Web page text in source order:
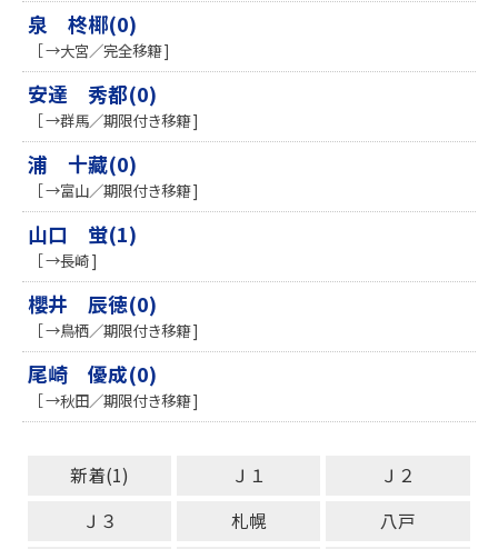
泉 柊椰(0)
［ →大宮／完全移籍 ]
安達 秀都(0)
［ →群馬／期限付き移籍 ]
浦 十藏(0)
［ →富山／期限付き移籍 ]
山口 蛍(1)
［ →長崎 ]
櫻井 辰徳(0)
［ →鳥栖／期限付き移籍 ]
尾崎 優成(0)
［ →秋田／期限付き移籍 ]
新着(1) Ｊ１
Ｊ２
Ｊ３
札幌
八戸